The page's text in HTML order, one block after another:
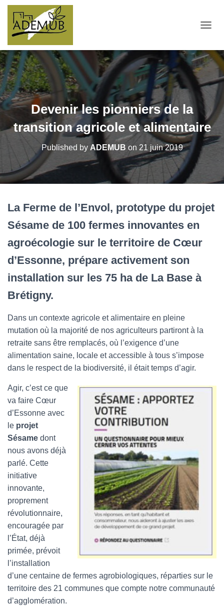
Devenir les pionniers de la
transition agricole et alimentaire
Published by ADEMUB on 21 juin 2019
La Ferme de l’Envol, prototype du projet
Sésame de 100 fermes innovantes en
agroécologie sur le territoire de Cœur
d’Essonne, prépare activement son
installation sur les 75 ha de La Base à
Brétigny.
Dans un contexte agricole et alimentaire en pleine
mutation où la majorité de nos agriculteurs partiront à la
retraite sans être remplacés, où l’exigence d’une
alimentation saine, locale et accessible à tous s’impose
dans le respect de la biodiversité, il était temps d’agir.
Agir, c’est ce que
va faire Cœur
d’Essonne avec
le projet
Sésame dont
nous avons déjà
parlé. Cette
initiative
innovante,
proprement
révolutionnaire,
encouragée par
l’État, déjà
primée, prévoit
l’installation
d’une centaine de fermes agrobiologiques, réparties sur le
territoire des 21 communes que compte notre communauté
d’agglomération.